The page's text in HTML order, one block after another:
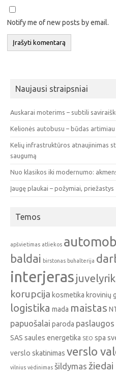
Notify me of new posts by email.
Naujausi straipsniai
Auskarai moterims – subtili
Kelionės autobusu – būdas
Kelių infrastruktūros atnaujinimas
saugumą
Nuo klasikos iki modernumo:
Įaugę plaukai – požymiai, priežastys
Temos
apšvietimas atliekos
baldai birstonas buhalterija
interjeras
korupcija kosmetika krovinių
logistika mada maistas
papuošalai paroda paslaugos
SAS saules energetika SEO spa
verslo skatinimas verslo
vilnius vėdinimas šildymas žiedai